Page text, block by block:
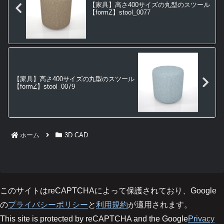
【家具】高さ400サイズの丸型のスツール
【formZ】stool_0077
【家具】高さ400サイズの丸型のスツール
【formZ】stool_0079
ホーム 3D CAD
このサイトはreCAPTCHAによって保護されており、Google
のプライバシーポリシーと利用規約が適用されます。
This site is protected by reCAPTCHA and the GooglePrivacy